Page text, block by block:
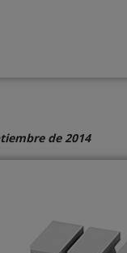
de 2014